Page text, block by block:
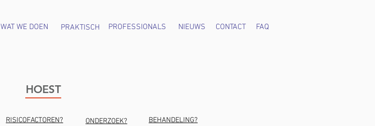
PRAKTISCH PROFESSIONALS NIEUWS CONTACT FAQ
WAT WE DOEN
HOEST
RISICOFACTOREN? ONDERZOEK? BEHANDELING?